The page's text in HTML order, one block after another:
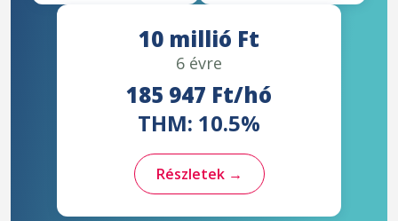
10 millió Ft
6 évre
185 947 Ft/hó
THM: 10.5%
Részletek →